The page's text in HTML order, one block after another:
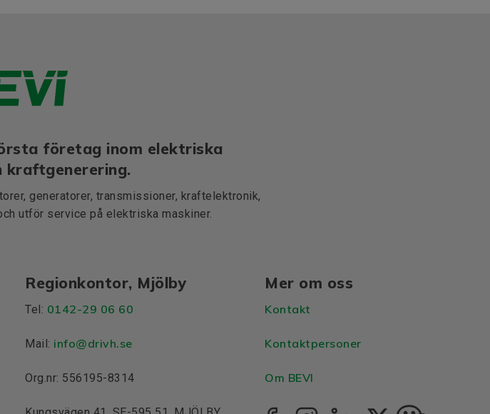
företag inom elektriska
kraftgenerering.
generatorer, transmissioner, kraftelektronik,
utför service på elektriska maskiner.
Regionkontor, Mjölby
Tel: 0142-29 06 60
Mail: info@drivh.se
Org.nr: 556195-8314
Mer om oss
Kontakt
Kontaktpersoner
Om BEVI